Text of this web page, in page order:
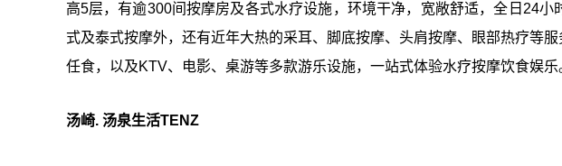
高5层，有逾300间按摩房及各式水疗设施，环境干净，宽敞舒适，全日24小
式及泰式按摩外，还有近年大热的采耳、脚底按摩、头肩按摩、眼部热疗等
任食，以及KTV、电影、桌游等多款游乐设施，一站式体验水疗按摩饮食娱乐
汤崎. 汤泉生活TENZ